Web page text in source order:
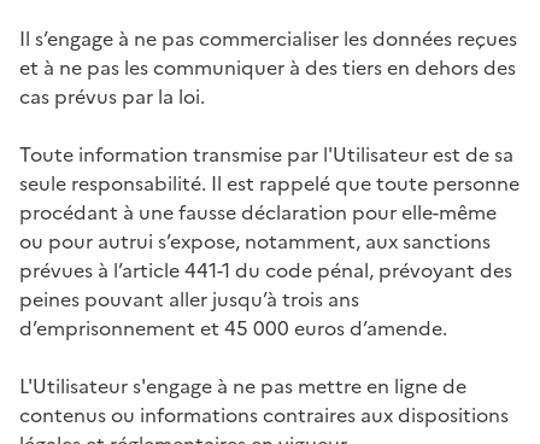
Il s’engage à ne pas commercialiser les données reçues
et à ne pas les communiquer à des tiers en dehors des
cas prévus par la loi.
Toute information transmise par l'Utilisateur est de sa
seule responsabilité. Il est rappelé que toute personne
procédant à une fausse déclaration pour elle-même
ou pour autrui s’expose, notamment, aux sanctions
prévues à l’article 441-1 du code pénal, prévoyant des
peines pouvant aller jusqu’à trois ans
d’emprisonnement et 45 000 euros d’amende.
L'Utilisateur s'engage à ne pas mettre en ligne de
contenus ou informations contraires aux dispositions